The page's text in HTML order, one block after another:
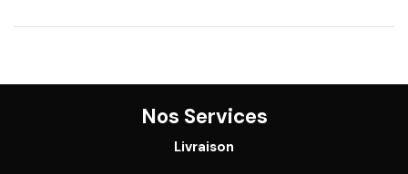
Nos Services
Livraison